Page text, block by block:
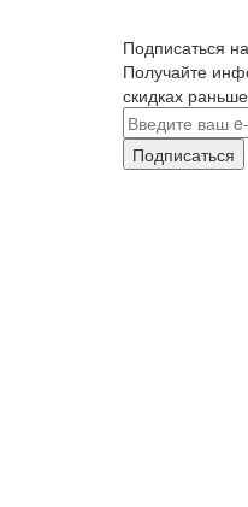
Подписаться
Получайте
скидках
Подписаться